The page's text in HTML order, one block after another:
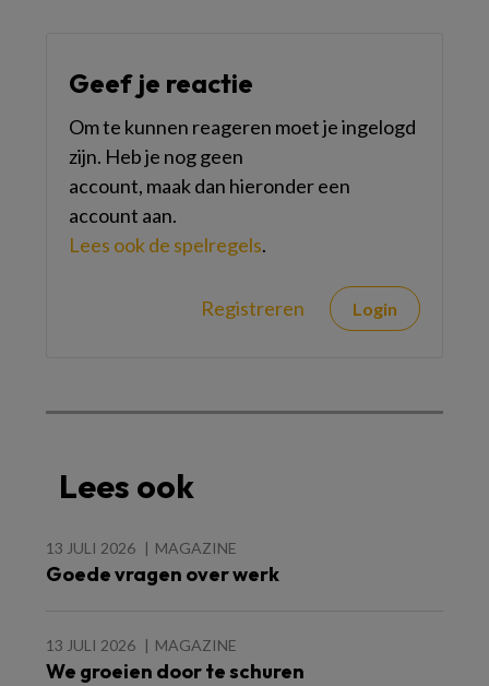
Geef je reactie
Om te kunnen reageren moet je ingelogd
zijn. Heb je nog geen
account, maak dan hieronder een
account aan.
Lees ook de spelregels.
Registreren Login
Lees ook
13 JULI 2026 MAGAZINE
Goede vragen over werk
13 JULI 2026 MAGAZINE
We groeien door te schuren